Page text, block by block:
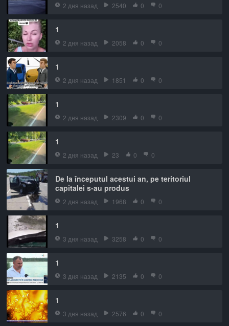
2 дня назад 2540 0 0
1
2 дня назад 2058 0 0
1
2 дня назад 1851 0 0
1
2 дня назад 2309 0 0
1
2 дня назад 23 0 0
De la începutul acestui an, pe teritoriul
capitalei s-au produs
2 дня назад 1968 0 0
1
3 дня назад 3258 0 0
1
3 дня назад 2135 0 0
1
3 дня назад 2576 0 0